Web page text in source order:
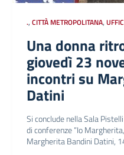
., CITTÀ METROPOLITANA,
Una donna
giovedì 23
incontri su
Datini
Si conclude nella Sala
di conferenze “Io
Margherita Bandini Datini,